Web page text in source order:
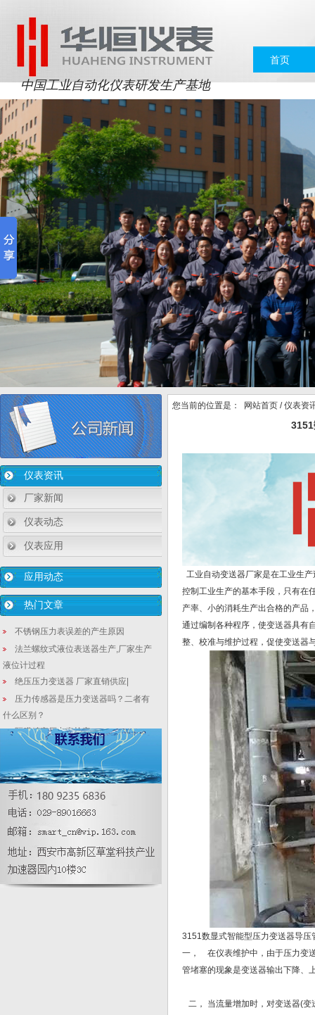
中国工业自动化仪表研发生产基地
首页
仪表资讯
厂家新闻
仪表动态
仪表应用
应用动态
热门文章
不锈钢压力表误差的产生原因
法兰螺纹式液位表送器生产,厂家生产
液位计过程
绝压压力变送器 厂家直销供应|
压力传感器是压力变送器吗？二者有
什么区别？
隔膜精密压力表检定
315电子式插入桶型磁浮子液位变送
器在液化焦炉气安装位置特点
压力变送器现场校准调试方法分析
府谷黄河焦化厂-西安仪表制造厂家承
接项目
您当前的位置是： 网站首页 /仪表资
工业自动变送器厂家是在工业生
控制工业生产的基本手段，只有在
产率、小的消耗生产出合格的产
通过编制各种程序，使变送器具有
整、校准与维护过程，促使变送器
3151数显式智能型压力变送器导压
一， 在仪表维护中，由于压力变
管堵塞的现象是变送器输出下降、
二， 当流量增加时，对变送器(变